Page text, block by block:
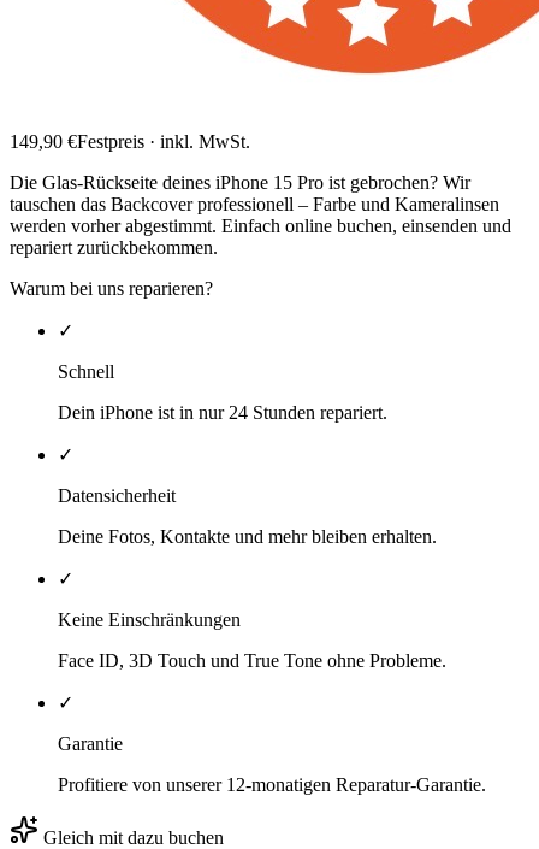
149,90 €Festpreis · inkl. MwSt.
Die Glas-Rückseite deines iPhone 15 Pro ist gebrochen? Wir
tauschen das Backcover professionell – Farbe und Kameralinsen
werden vorher abgestimmt. Einfach online buchen, einsenden und
repariert zurückbekommen.
Warum bei uns reparieren?
✓
Schnell
Dein iPhone ist in nur 24 Stunden repariert.
✓
Datensicherheit
Deine Fotos, Kontakte und mehr bleiben erhalten.
✓
Keine Einschränkungen
Face ID, 3D Touch und True Tone ohne Probleme.
✓
Garantie
Profitiere von unserer 12-monatigen Reparatur-Garantie.
Gleich mit dazu buchen